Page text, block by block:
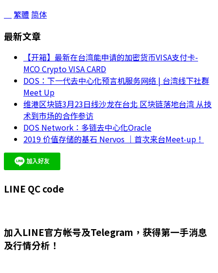
繁體 简体
最新文章
【开箱】最新在台湾能申请的加密货币VISA支付卡-
MCO Crypto VISA CARD
DOS：下一代去中心化预言机服务网络 | 台湾线下社群
Meet Up
维港区块链3月23日线沙龙在台北 区块链落地台湾 从技
术到市场的合作参访
DOS Network：多链去中心化Oracle
2019 价值存储的基石 Nervos ｜首次来台Meet-up！
LINE QC code
加入LINE官方帐号及Telegram，获得第一手消息
及行情分析！